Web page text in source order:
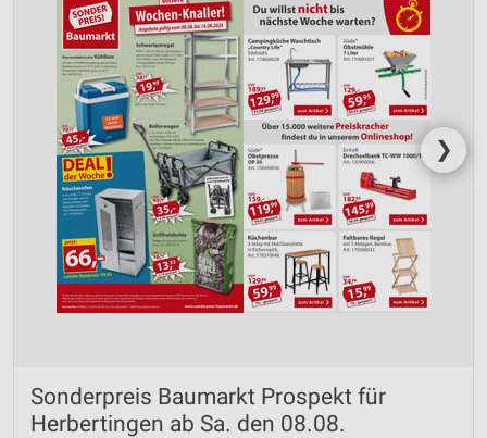
❯
Sonderpreis Baumarkt Prospekt für
Herbertingen ab Sa. den 08.08.